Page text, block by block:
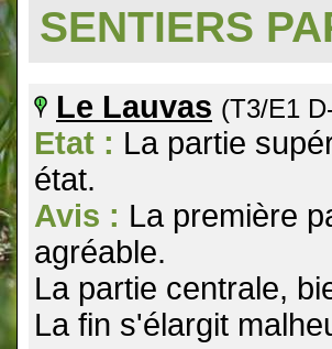
SENTIERS
Le Lauvas (T3/E1
Etat : La partie
état.
Avis : La première
agréable.
La partie centrale,
La fin s'élargit